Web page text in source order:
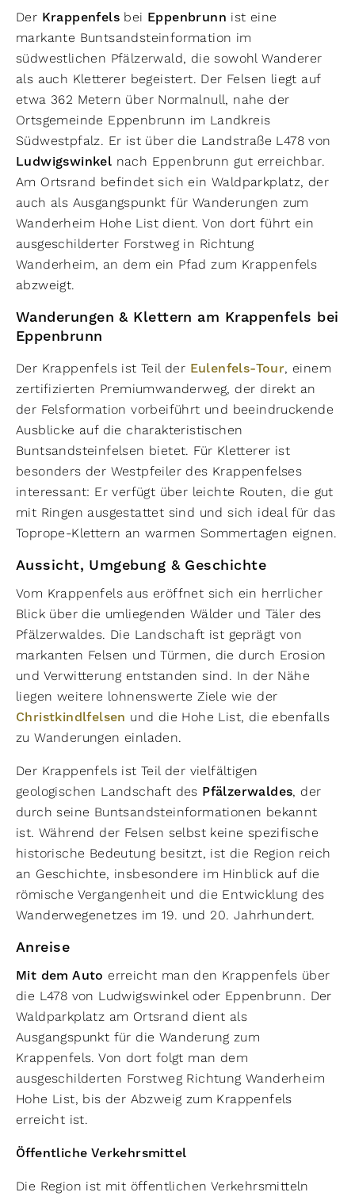
Der Krappenfels bei Eppenbrunn ist eine
markante Buntsandsteinformation im
südwestlichen Pfälzerwald, die sowohl Wanderer
als auch Kletterer begeistert. Der Felsen liegt auf
etwa 362 Metern über Normalnull, nahe der
Ortsgemeinde Eppenbrunn im Landkreis
Südwestpfalz. Er ist über die Landstraße L478 von
Ludwigswinkel nach Eppenbrunn gut erreichbar.
Am Ortsrand befindet sich ein Waldparkplatz, der
auch als Ausgangspunkt für Wanderungen zum
Wanderheim Hohe List dient. Von dort führt ein
ausgeschilderter Forstweg in Richtung
Wanderheim, an dem ein Pfad zum Krappenfels
abzweigt.
Wanderungen & Klettern am Krappenfels bei
Eppenbrunn
Der Krappenfels ist Teil der Eulenfels-Tour, einem
zertifizierten Premiumwanderweg, der direkt an
der Felsformation vorbeiführt und beeindruckende
Ausblicke auf die charakteristischen
Buntsandsteinfelsen bietet. Für Kletterer ist
besonders der Westpfeiler des Krappenfelses
interessant: Er verfügt über leichte Routen, die gut
mit Ringen ausgestattet sind und sich ideal für das
Toprope-Klettern an warmen Sommertagen eignen.
Aussicht, Umgebung & Geschichte
Vom Krappenfels aus eröffnet sich ein herrlicher
Blick über die umliegenden Wälder und Täler des
Pfälzerwaldes. Die Landschaft ist geprägt von
markanten Felsen und Türmen, die durch Erosion
und Verwitterung entstanden sind. In der Nähe
liegen weitere lohnenswerte Ziele wie der
Christkindlfelsen und die Hohe List, die ebenfalls
zu Wanderungen einladen.
Der Krappenfels ist Teil der vielfältigen
geologischen Landschaft des Pfälzerwaldes, der
durch seine Buntsandsteinformationen bekannt
ist. Während der Felsen selbst keine spezifische
historische Bedeutung besitzt, ist die Region reich
an Geschichte, insbesondere im Hinblick auf die
römische Vergangenheit und die Entwicklung des
Wanderwegenetzes im 19. und 20. Jahrhundert.
Anreise
Mit dem Auto erreicht man den Krappenfels über
die L478 von Ludwigswinkel oder Eppenbrunn. Der
Waldparkplatz am Ortsrand dient als
Ausgangspunkt für die Wanderung zum
Krappenfels. Von dort folgt man dem
ausgeschilderten Forstweg Richtung Wanderheim
Hohe List, bis der Abzweig zum Krappenfels
erreicht ist.
Öffentliche Verkehrsmittel
Die Region ist mit öffentlichen Verkehrsmitteln